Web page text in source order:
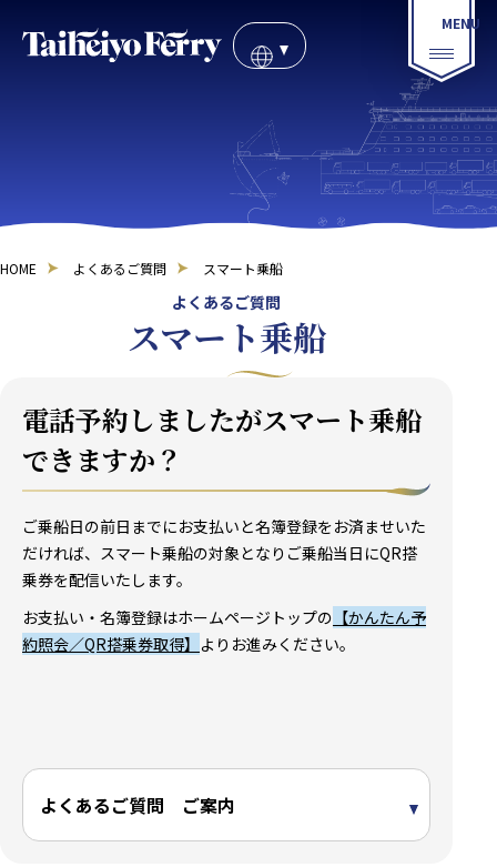
HOME よくあるご質問 スマート乗船
よくあるご質問
スマート乗船
電話予約しましたがスマート乗船
できますか？
ご乗船日の前日までにお支払いと名簿登録をお済ませいた
だければ、スマート乗船の対象となりご乗船当日にQR搭
乗券を配信いたします。
お支払い・名簿登録はホームページトップの 【かんたん予
約照会／QR搭乗券取得】 よりお進みください。
よくあるご質問 ご案内